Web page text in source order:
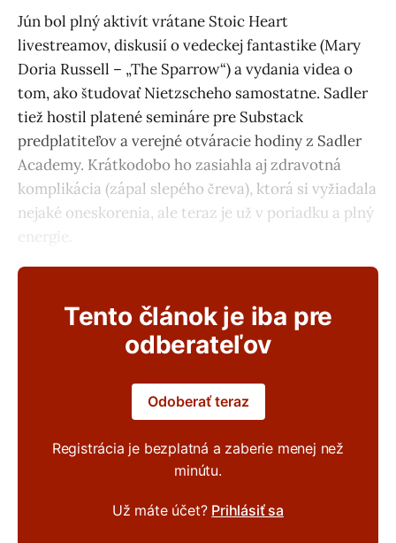
Jún bol plný aktivít vrátane Stoic Heart
livestreamov, diskusií o vedeckej fantastike (Mary
Doria Russell – „The Sparrow“) a vydania videa o
tom, ako študovať Nietzscheho samostatne. Sadler
tiež hostil platené semináre pre Substack
predplatiteľov a verejné otváracie hodiny z Sadler
Academy. Krátkodobo ho zasiahla aj zdravotná
komplikácia (zápal slepého čreva), ktorá si vyžiadala
nejaké oneskorenia, ale teraz je už v poriadku a plný
energie.
Tento článok je iba pre
odberateľov
Odoberať teraz
Registrácia je bezplatná a zaberie menej než
minútu.
Už máte účet? Prihlásiť sa